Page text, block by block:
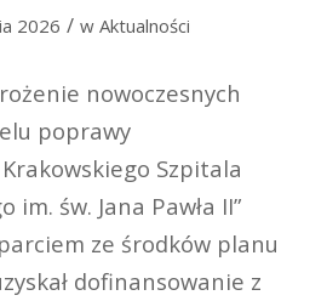
2026 / w Aktualności
nowoczesnych
poprawy
Szpitala
im. św. Jana Pawła II”
ze środków planu
dofinansowanie z